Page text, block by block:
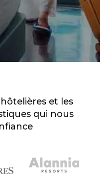
et les
qui nous